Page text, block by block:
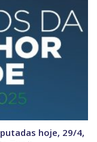
hoje, 29/4,